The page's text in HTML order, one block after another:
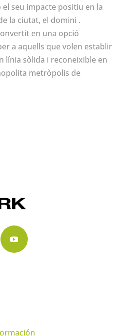
seu impacte positiu en la
la ciutat, el domini .
en una opció
a aquells que volen establir
línia sòlida i reconeixible en
metròpolis de